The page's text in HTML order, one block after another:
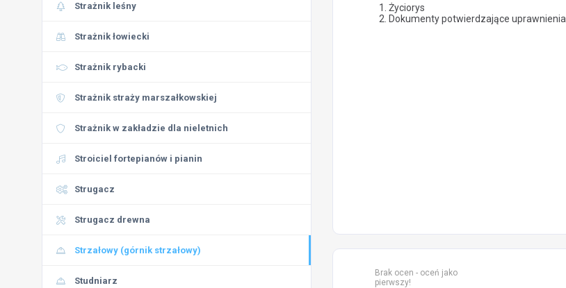
Strażnik leśny
Strażnik łowiecki
Strażnik rybacki
Strażnik straży marszałkowskiej
Strażnik w zakładzie dla nieletnich
Stroiciel fortepianów i pianin
Strugacz
Strugacz drewna
Strzałowy (górnik strzałowy)
Studniarz
Życiorys
Dokumenty potwierdzające uprawnienia
Brak ocen - oceń jako
pierwszy!